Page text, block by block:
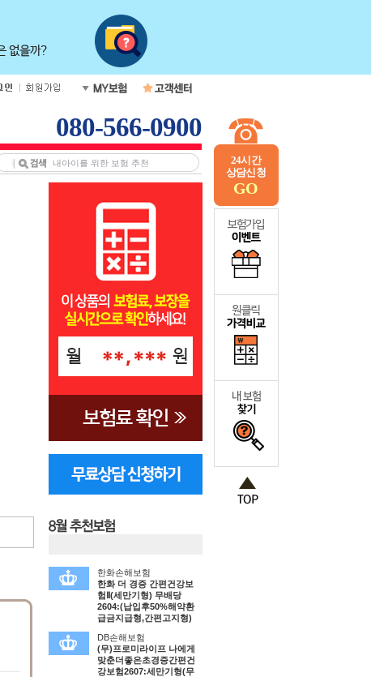
24시간
상담신청
GO
080-566-0900
한화손해보험
한화 더 경증 간편건강보
험Ⅱ(세만기형) 무배당
2604:(납입후50%해약환
급금지급형,간편고지형)
DB손해보험
(무)프로미라이프 나에게
맞춘더좋은초경증간편건
강보험2607:세만기형(무